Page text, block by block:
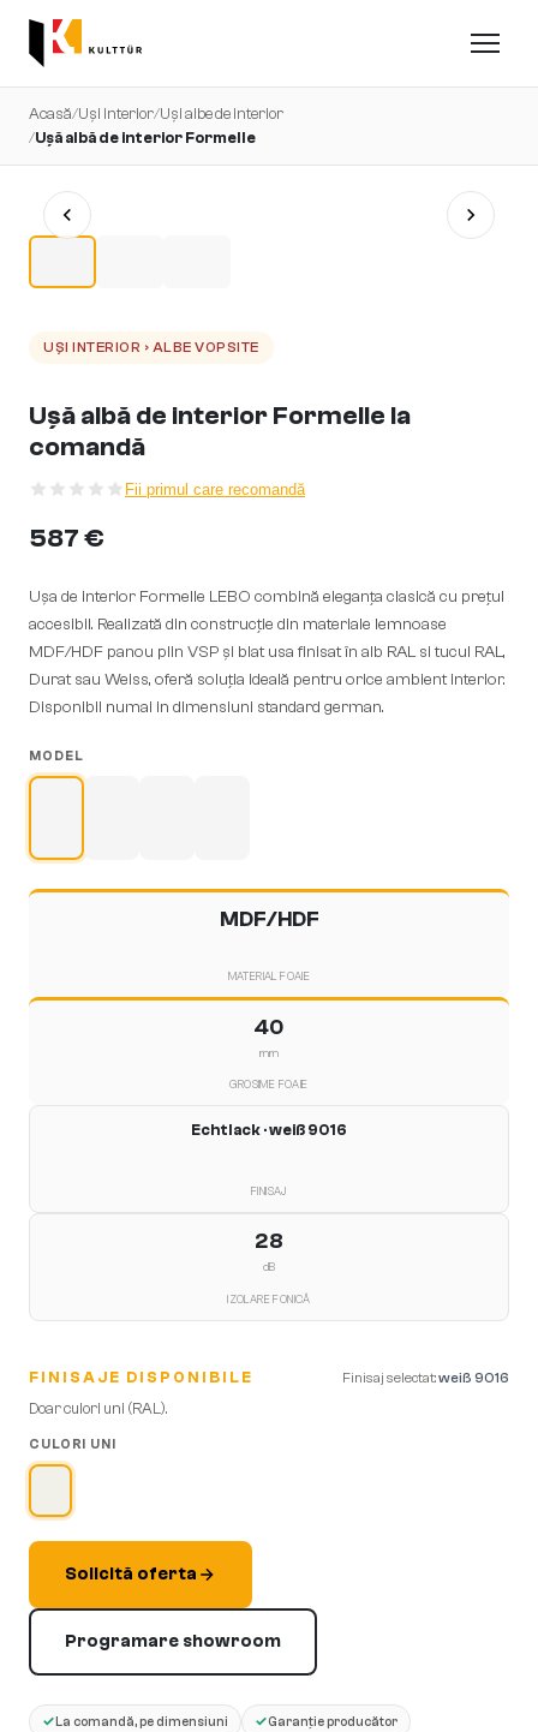
Acasă/Uși interior/Uși albe de interior
/Ușă albă de interior Formelle
UȘI INTERIOR › ALBE VOPSITE
Ușă albă de interior Formelle la
comandă
Fii primul care recomandă
587 €
Ușa de interior Formelle LEBO combină eleganța clasică cu prețul
accesibil. Realizată din construcție din materiale lemnoase
MDF/HDF panou plin VSP și blat usa finisat în alb RAL si tucul RAL,
Durat sau Weiss, oferă soluția ideală pentru orice ambient interior.
Disponibil numai in dimensiuni standard german.
MODEL
MDF/HDF
MATERIAL FOAIE
40
mm
GROSIME FOAIE
Echtlack · weiß 9016
FINISAJ
28
dB
IZOLARE FONICĂ
FINISAJE DISPONIBILE Finisaj selectat:weiß 9016
Doar culori uni (RAL).
CULORI UNI
Solicită oferta
Programare showroom
✓ La comandă, pe dimensiuni ✓Garanție producător